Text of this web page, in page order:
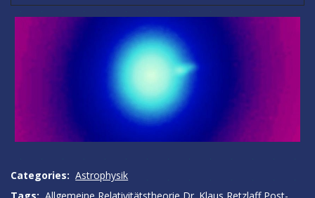
Categories: Astrophysik